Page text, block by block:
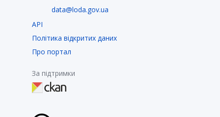
data@loda.gov.ua
API
Політика відкритих даних
Про портал
За підтримки